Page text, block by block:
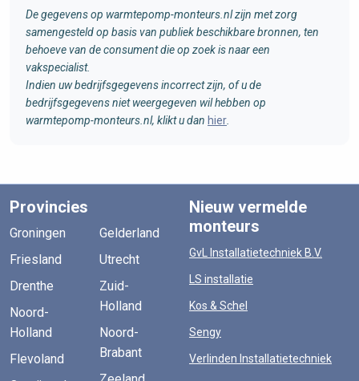
De gegevens op warmtepomp-monteurs.nl zijn met zorg
samengesteld op basis van publiek beschikbare bronnen, ten
behoeve van de consument die op zoek is naar een
vakspecialist.
Indien uw bedrijfsgegevens incorrect zijn, of u de
bedrijfsgegevens niet weergegeven wil hebben op
warmtepomp-monteurs.nl, klikt u dan hier
Provincies
Groningen
Friesland
Drenthe
Noord-
Holland
Flevoland
Gelderland
Utrecht
Zuid-
Holland
Noord-
Brabant
Nieuw vermelde
monteurs
GvL Installatietechniek B.V.
LS installatie
Kos & Schel
Sengy
Verlinden Installatietechniek